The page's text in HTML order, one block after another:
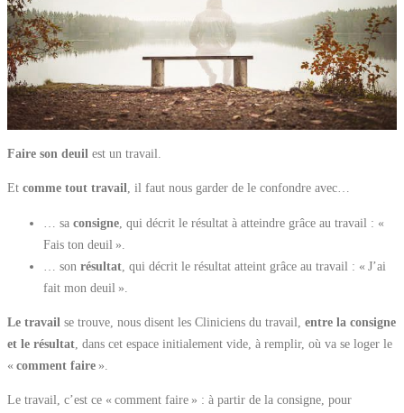
Faire son deuil est un travail.
Et comme tout travail, il faut nous garder de le confondre avec…
… sa consigne , qui décrit le résultat à atteindre grâce au travail : «
Fais ton deuil ».
… son résultat , qui décrit le résultat atteint grâce au travail : « J’ai
fait mon deuil ».
Le travail se trouve, nous disent les Cliniciens du travail, entre la consigne
et le résultat , dans cet espace initialement vide, à remplir, où va se loger le
« comment faire ».
Le travail, c’est ce « comment faire » : à partir de la consigne, pour